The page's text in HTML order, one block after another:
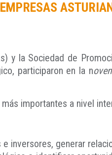
y la Sociedad de
participaron en la n
importantes a nivel
inversores, generar